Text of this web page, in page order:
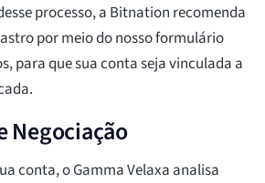
processo, a Bitnation recomenda
por meio do nosso formulário
para que sua conta seja vinculada a
Negociação
conta, o Gamma Velaxa analisa